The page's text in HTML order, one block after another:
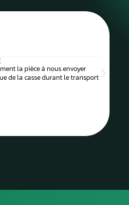
la pièce à nous envoyer
de la casse durant le transport